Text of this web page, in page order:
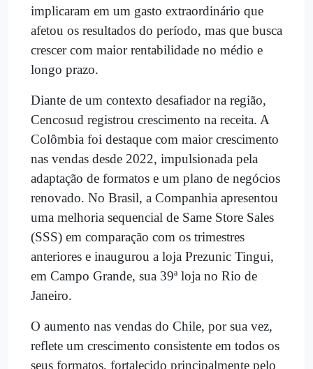
implicaram em um gasto extraordinário que
afetou os resultados do período, mas que busca
crescer com maior rentabilidade no médio e
longo prazo.
Diante de um contexto desafiador na região,
Cencosud registrou crescimento na receita. A
Colômbia foi destaque com maior crescimento
nas vendas desde 2022, impulsionada pela
adaptação de formatos e um plano de negócios
renovado. No Brasil, a Companhia apresentou
uma melhoria sequencial de Same Store Sales
(SSS) em comparação com os trimestres
anteriores e inaugurou a loja Prezunic Tingui,
em Campo Grande, sua 39ª loja no Rio de
Janeiro.
O aumento nas vendas do Chile, por sua vez,
reflete um crescimento consistente em todos os
seus formatos, fortalecido principalmente pelo